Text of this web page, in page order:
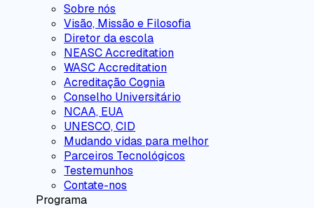
Sobre nós
Visão, Missão e Filosofia
Diretor da escola
NEASC Accreditation
WASC Accreditation
Acreditação Cognia
Conselho Universitário
NCAA, EUA
UNESCO, CID
Mudando vidas para melhor
Parceiros Tecnológicos
Testemunhos
Contate-nos
Programa